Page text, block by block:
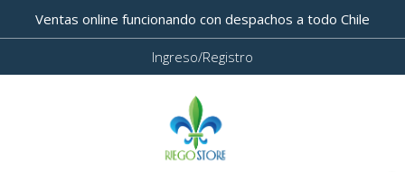
Ventas online funcionando con despachos a todo Chile
Ingreso/Registro